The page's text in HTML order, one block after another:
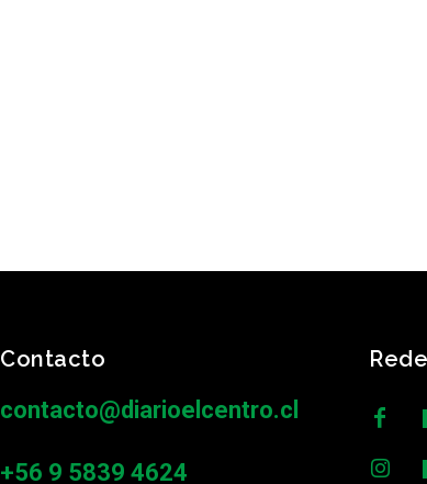
Contacto
contacto@diarioelcentro.cl
+56 9 5839 4624